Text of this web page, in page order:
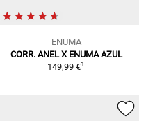
ENUMA
CORR. ANEL X ENUMA AZUL
149,99 €1